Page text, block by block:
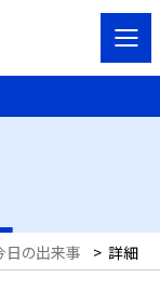
日の出来事 > 詳細